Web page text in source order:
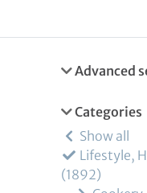
Advanced
Categories
Show all
Lifestyle,
1892